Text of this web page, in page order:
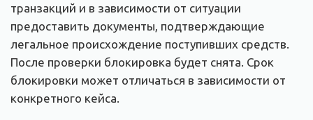
транзакций и в зависимости от ситуации
предоставить документы, подтверждающие
легальное происхождение поступивших средств.
После проверки блокировка будет снята. Срок
блокировки может отличаться в зависимости от
конкретного кейса.